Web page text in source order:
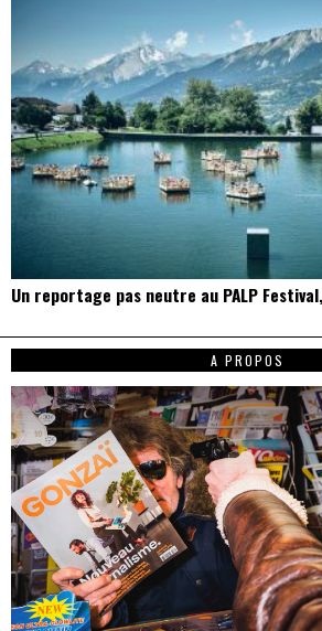
Un reportage pas neutre au PALP
A PROPOS